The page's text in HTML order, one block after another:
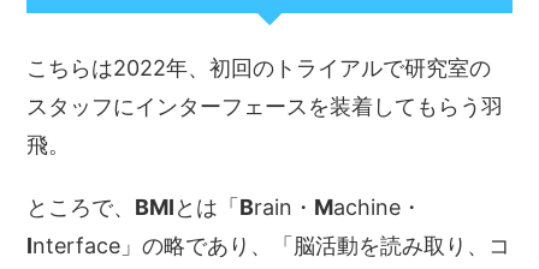
こちらは2022年、初回のトライアルで研究室の
スタッフにインターフェースを装着してもらう羽
飛。
ところで、 BMIとは「 Brain・ Machine・
Interface」の略であり、「脳活動を読み取り、コ